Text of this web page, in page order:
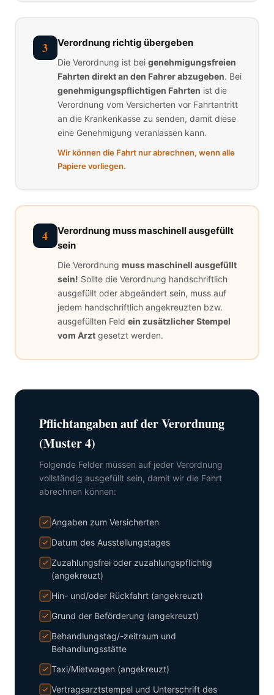
3 Verordnung richtig übergeben
Die Verordnung ist bei genehmigungsfreien
Fahrten direkt an den Fahrer abzugeben. Bei
genehmigungspflichtigen Fahrten ist die
Verordnung vom Versicherten vor Fahrtantritt
an die Krankenkasse zu senden, damit diese
eine Genehmigung veranlassen kann.
Wir können die Fahrt nur abrechnen, wenn alle
Papiere vorliegen.
4
Verordnung muss maschinell ausgefüllt
sein
Die Verordnung muss maschinell ausgefüllt
sein! Sollte die Verordnung handschriftlich
ausgefüllt oder abgeändert sein, muss auf
jedem handschriftlich angekreuzten bzw.
ausgefüllten Feld ein zusätzlicher Stempel
vom Arztgesetzt werden.
Pflichtangaben auf der Verordnung
(Muster 4)
Folgende Felder müssen auf jeder Verordnung
vollständig ausgefüllt sein, damit wir die Fahrt
abrechnen können:
Angaben zum Versicherten
Datum des Ausstellungstages
Zuzahlungsfrei oder zuzahlungspflichtig
(angekreuzt)
Hin- und/oder Rückfahrt (angekreuzt)
Grund der Beförderung (angekreuzt)
Behandlungstag/-zeitraum und
Behandlungsstätte
Taxi/Mietwagen (angekreuzt)
Vertragsarztstempel und Unterschrift des